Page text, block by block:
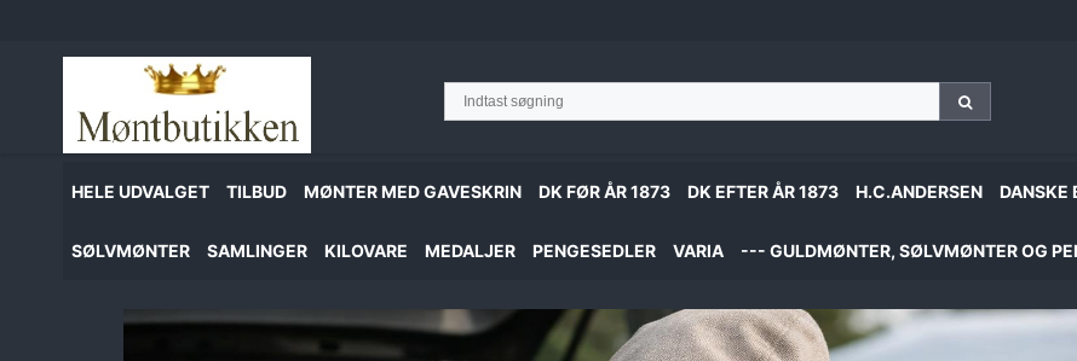
HELE UDVALGET TILBUD MØNTER MED GAVESKRIN DK FØR ÅR 1873 DK EFTER ÅR 1873 H.C.ANDERSEN DANSKE
SØLVMØNTER SAMLINGER KILOVARE MEDALJER PENGESEDLER VARIA --- GULDMØNTER, SØLVMØNTER OG